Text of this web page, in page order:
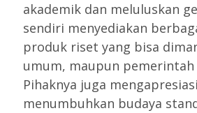
akademik dan meluluskan
sendiri menyediakan
produk riset yang bisa
umum, maupun pemerintah
Pihaknya juga
menumbuhkan budaya